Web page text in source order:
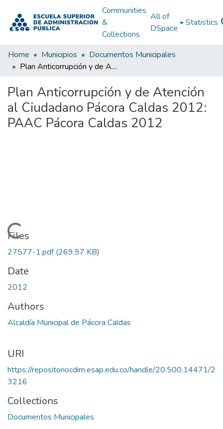
Communities
&
Collections
All of
DSpace
Statistics
Home Municipios
Documentos Municipales
Plan Anticorrupción y de Atención al Ciudadano Pácora Caldas 2012: PAAC Pácora Caldas 2012
Plan Anticorrupción y de Atención
al Ciudadano Pácora Caldas 2012:
PAAC Pácora Caldas 2012
Loading...
Files
27577-1.pdf(269.97 KB)
Date
2012
Authors
Alcaldía Municipal de Pácora Caldas
URI
https://repositoriocdim.esap.edu.co/handle/20.500.14471/2
3216
Collections
Documentos Municipales